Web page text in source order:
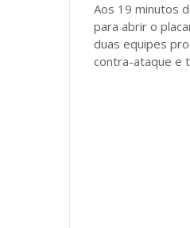
Aos 19 minutos
para abrir o
duas equipes
contra-ataque e